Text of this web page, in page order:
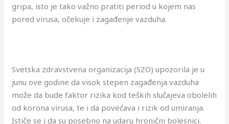
gripa, isto je tako važno pratiti period u kojem nas
pored virusa, očekuje i zagađenje vazduha.
Svetska zdravstvena organizacija (SZO) upozorila je u
junu ove godine da visok stepen zagađenja vazduha
može da bude faktor rizika kod teških slučajeva obolelih
od korona virusa, te i da povećava i rizik od umiranja.
Ističe se i da su posebno na udaru hronični bolesnici.